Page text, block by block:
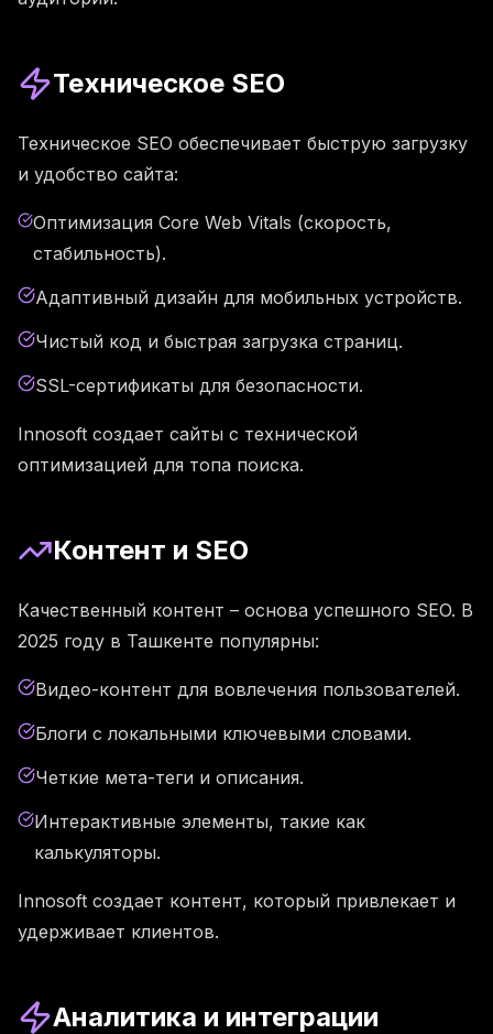
Техническое SEO
Техническое SEO обеспечивает быструю загрузку
и удобство сайта:
Оптимизация Core Web Vitals (скорость,
стабильность).
Адаптивный дизайн для мобильных устройств.
Чистый код и быстрая загрузка страниц.
SSL-сертификаты для безопасности.
Innosoft создает сайты с технической
оптимизацией для топа поиска.
Контент и SEO
Качественный контент – основа успешного SEO. В
2025 году в Ташкенте популярны:
Видео-контент для вовлечения пользователей.
Блоги с локальными ключевыми словами.
Четкие мета-теги и описания.
Интерактивные элементы, такие как
калькуляторы.
Innosoft создает контент, который привлекает и
удерживает клиентов.
Аналитика и интеграции